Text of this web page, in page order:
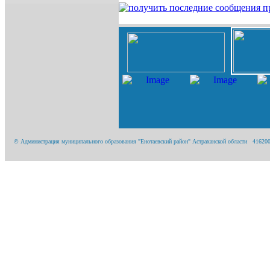
© Администрация муниципального образования "Енотаевский район" Астраханской области